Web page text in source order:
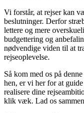
Vi forstår, at rejser kan
beslutninger. Derfor
lettere og mere
budgettering og
nødvendige viden til at
rejseoplevelse.
Så kom med os på
hen, er vi her for at
realisere dine
klik væk. Lad os